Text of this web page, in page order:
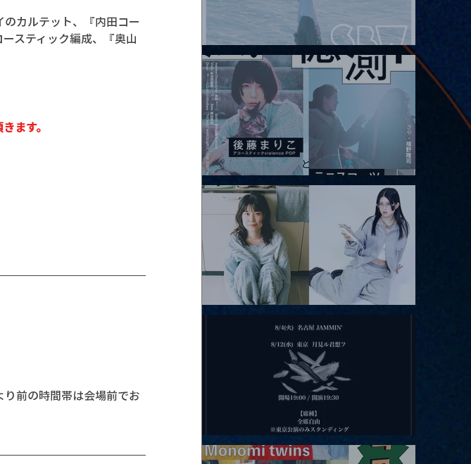
カルテット、『内田コー
スティック編成、『奥山
ます。
前の時間帯は会場前でお
2026.08.08 |【観覧】Oaiko pre.「これから」延期公演 Blurred
City Lights × 17歳とベルリンの壁
2026.08.10 |【観覧】「巷のmyストーリー/風の憶測1～後藤まりこ
アコースティックviolence POPとテニスコーツ」
2026.08.12 |【観覧】田澤孝介 ソロワンマン 「Ballad Box 2026」